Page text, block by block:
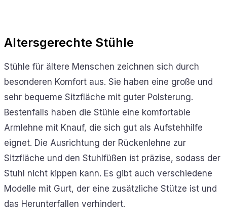
Altersgerechte Stühle
Stühle für ältere Menschen zeichnen sich durch
besonderen Komfort aus. Sie haben eine große und
sehr bequeme Sitzfläche mit guter Polsterung.
Bestenfalls haben die Stühle eine komfortable
Armlehne mit Knauf, die sich gut als Aufstehhilfe
eignet. Die Ausrichtung der Rückenlehne zur
Sitzfläche und den Stuhlfüßen ist präzise, sodass der
Stuhl nicht kippen kann. Es gibt auch verschiedene
Modelle mit Gurt, der eine zusätzliche Stütze ist und
das Herunterfallen verhindert.